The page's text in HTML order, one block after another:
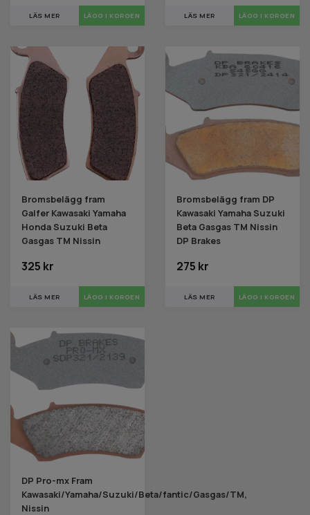
LÄS MER LÄS MER
Bromsbelägg fram
Galfer Kawasaki Yamaha
Honda Suzuki Beta
Gasgas TM Nissin
325 kr
LÄS MER
Bromsbelägg fram DP
Kawasaki Yamaha Suzuki
Beta Gasgas TM Nissin
DP Brakes
275 kr
LÄS MER
DP Pro-mx Fram
Kawasaki/Yamaha/Suzuki/Beta/fantic/Gasgas/TM,
Nissin